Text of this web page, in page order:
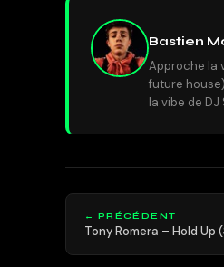
Bastien
Approche la
future
la vibe de
← PRÉCÉDENT
Tony Romera – Hold Up